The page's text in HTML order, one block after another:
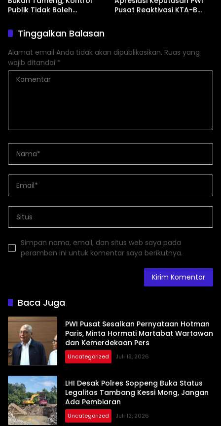
Publik Tidak Boleh
Pusat Reaktivasi KTA-B
Tinggalkan Balasan
Alamat email Anda tidak akan dipublikasikan. Ruas yang
wajib ditandai *
Simpan nama, email, dan situs web saya pada
peramban ini untuk komentar saya berikutnya.
Baca Juga
PWI Pusat Sesalkan Pernyataan Hotman
Paris, Minta Hormati Martabat Wartawan
dan Kemerdekaan Pers
Uncategorized Juli 19, 2026
LHI Desak Polres Soppeng Buka Status
Legalitas Tambang Kessi Mong, Jangan
Ada Pembiaran
Uncategorized Juli 12, 2026